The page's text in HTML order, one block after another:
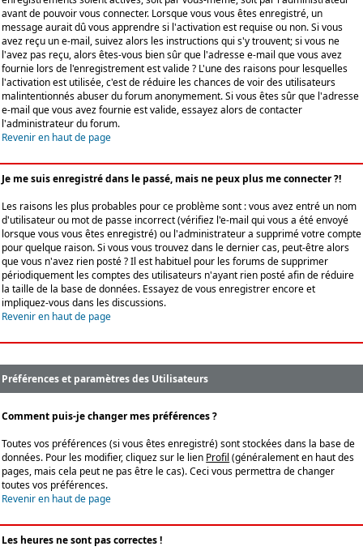
avant de pouvoir vous connecter. Lorsque vous vous êtes enregistré, un
message aurait dû vous apprendre si l'activation est requise ou non. Si vous
avez reçu un e-mail, suivez alors les instructions qui s'y trouvent; si vous ne
l'avez pas reçu, alors êtes-vous bien sûr que l'adresse e-mail que vous avez
fournie lors de l'enregistrement est valide ? L'une des raisons pour lesquelles
l'activation est utilisée, c'est de réduire les chances de voir des utilisateurs
malintentionnés abuser du forum anonymement. Si vous êtes sûr que l'adresse
e-mail que vous avez fournie est valide, essayez alors de contacter
l'administrateur du forum.
Revenir en haut de page
Je me suis enregistré dans le passé, mais ne peux plus me connecter ?!
Les raisons les plus probables pour ce problème sont : vous avez entré un nom
d'utilisateur ou mot de passe incorrect (vérifiez l'e-mail qui vous a été envoyé
lorsque vous vous êtes enregistré) ou l'administrateur a supprimé votre compte
pour quelque raison. Si vous vous trouvez dans le dernier cas, peut-être alors
que vous n'avez rien posté ? Il est habituel pour les forums de supprimer
périodiquement les comptes des utilisateurs n'ayant rien posté afin de réduire
la taille de la base de données. Essayez de vous enregistrer encore et
impliquez-vous dans les discussions.
Revenir en haut de page
Préférences et paramètres des Utilisateurs
Comment puis-je changer mes préférences ?
Toutes vos préférences (si vous êtes enregistré) sont stockées dans la base de
données. Pour les modifier, cliquez sur le lien Profil (généralement en haut des
pages, mais cela peut ne pas être le cas). Ceci vous permettra de changer
toutes vos préférences.
Revenir en haut de page
Les heures ne sont pas correctes !